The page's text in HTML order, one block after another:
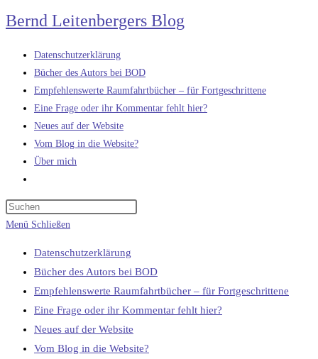
Zum
Inhalt
springen
Bernd Leitenbergers Blog
Datenschutzerklärung
Bücher des Autors bei BOD
Empfehlenswerte Raumfahrtbücher – für Fortgeschrittene
Eine Frage oder ihr Kommentar fehlt hier?
Neues auf der Website
Vom Blog in die Website?
Über mich
umschalten
Menü Schließen
Datenschutzerklärung
Bücher des Autors bei BOD
Empfehlenswerte Raumfahrtbücher – für Fortgeschrittene
Eine Frage oder ihr Kommentar fehlt hier?
Neues auf der Website
Vom Blog in die Website?